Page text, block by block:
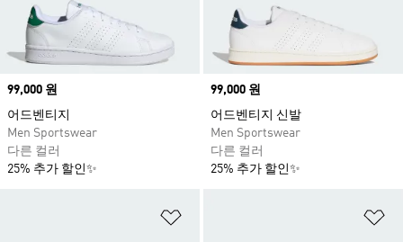
Price
99,000 원
어드벤티지
Men Sportswear
다른 컬러
25% 추가 할인✨
Price
99,000 원
어드벤티지 신발
Men Sportswear
다른 컬러
25% 추가 할인✨